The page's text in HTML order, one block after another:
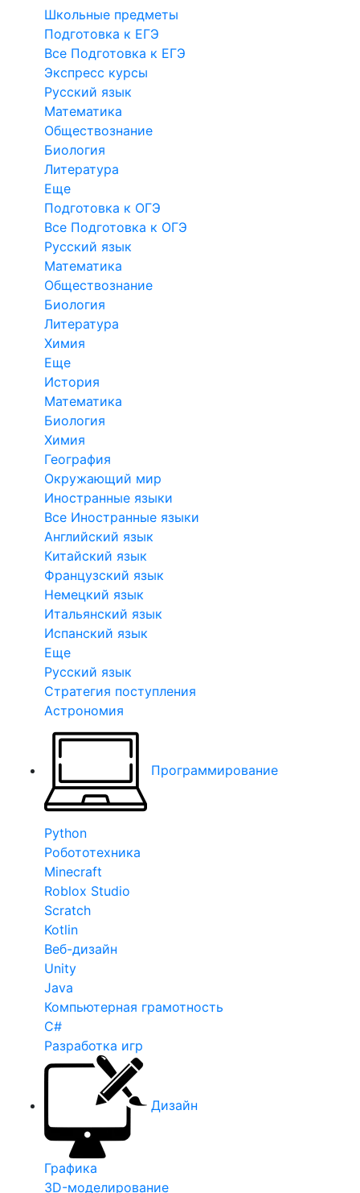
Школьные предметы
Подготовка к ЕГЭ
Все Подготовка к ЕГЭ
Экспресс курсы
Русский язык
Математика
Обществознание
Биология
Литература
Еще
Подготовка к ОГЭ
Все Подготовка к ОГЭ
Русский язык
Математика
Обществознание
Биология
Литература
Химия
Еще
История
Математика
Биология
Химия
География
Окружающий мир
Иностранные языки
Все Иностранные языки
Английский язык
Китайский язык
Французский язык
Немецкий язык
Итальянский язык
Испанский язык
Еще
Русский язык
Стратегия поступления
Астрономия
Программирование
Python
Робототехника
Minecraft
Roblox Studio
Scratch
Kotlin
Веб-дизайн
Unity
Java
Компьютерная грамотность
C#
Разработка игр
Дизайн
Графика
3D-моделирование